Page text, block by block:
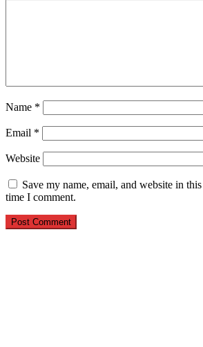
Name *
Email *
Website
Save my name, email, and website in
time I comment.